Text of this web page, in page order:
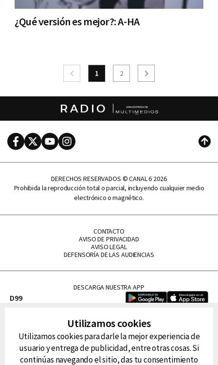
¿Qué versión es mejor?: A-HA
1 2
RADIO
FacebookTwitterYoutubeInstagram
DERECHOS RESERVADOS © CANAL 6 2026
Prohibida la reproducción total o parcial, incluyendo cualquier medio
electrónico o magnético.
CONTACTO
AVISO DE PRIVACIDAD
AVISO LEGAL
DEFENSORÍA DE LAS AUDIENCIAS
DESCARGA NUESTRA APP
D99
FM Tu
RG Deportiva
Utilizamos cookies
Utilizamos cookies para darle la mejor experiencia de
usuario y entrega de publicidad, entre otras cosas. Si
continúas navegando el sitio, das tu consentimiento